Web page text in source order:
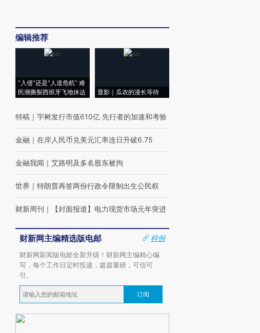
编辑推荐
“入侵”还是“人道危机” 难
民潮撕裂西班牙飞地休达
显影｜瓜农的漫长等待
特稿 ｜ 宇树发行市值610亿 先行者的加速和考验
金融 ｜ 在岸人民币兑美元汇率连日升破6.75
金融我闻 ｜ 艾路明及多名股东被拘
世界 ｜ 特朗普再签两份行政令限制出生公民权
财新周刊 ｜ 【封面报道】电力现货市场元年突进
财新网主编精选版电邮
样例
财新网新闻版电邮全新升级！财新网主编精心编
写，每个工作日定时投递，篇篇重磅，可信可
引。
订阅